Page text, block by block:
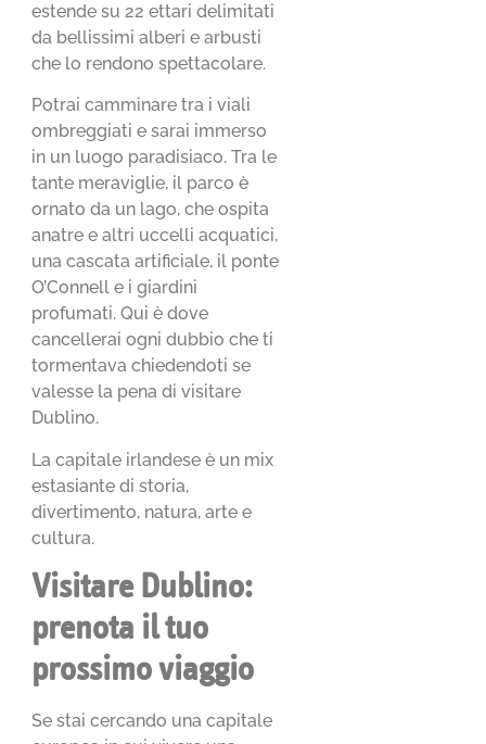
estende su 22 ettari delimitati
da bellissimi alberi e arbusti
che lo rendono spettacolare.
Potrai camminare tra i viali
ombreggiati e sarai immerso
in un luogo paradisiaco. Tra le
tante meraviglie, il parco è
ornato da un lago, che ospita
anatre e altri uccelli acquatici,
una cascata artificiale, il ponte
O’Connell e i giardini
profumati. Qui è dove
cancellerai ogni dubbio che ti
tormentava chiedendoti se
valesse la pena di visitare
Dublino.
La capitale irlandese è un mix
estasiante di storia,
divertimento, natura, arte e
cultura.
Visitare Dublino:
prenota il tuo
prossimo viaggio
Se stai cercando una capitale